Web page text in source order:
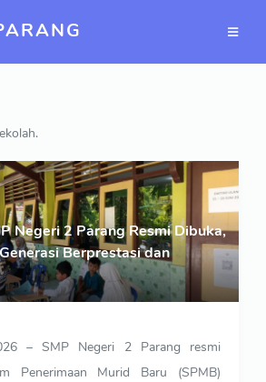
Negeri 2 Parang Resmi Dibuka,
Berprestasi dan
– SMP Negeri 2 Parang resmi
Penerimaan Murid Baru (SPMB)